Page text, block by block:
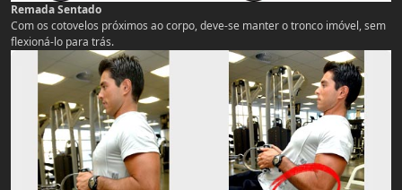
Remada Sentado
Com os cotovelos próximos ao corpo, deve-se manter o tronco imóvel, sem
flexioná-lo para trás.